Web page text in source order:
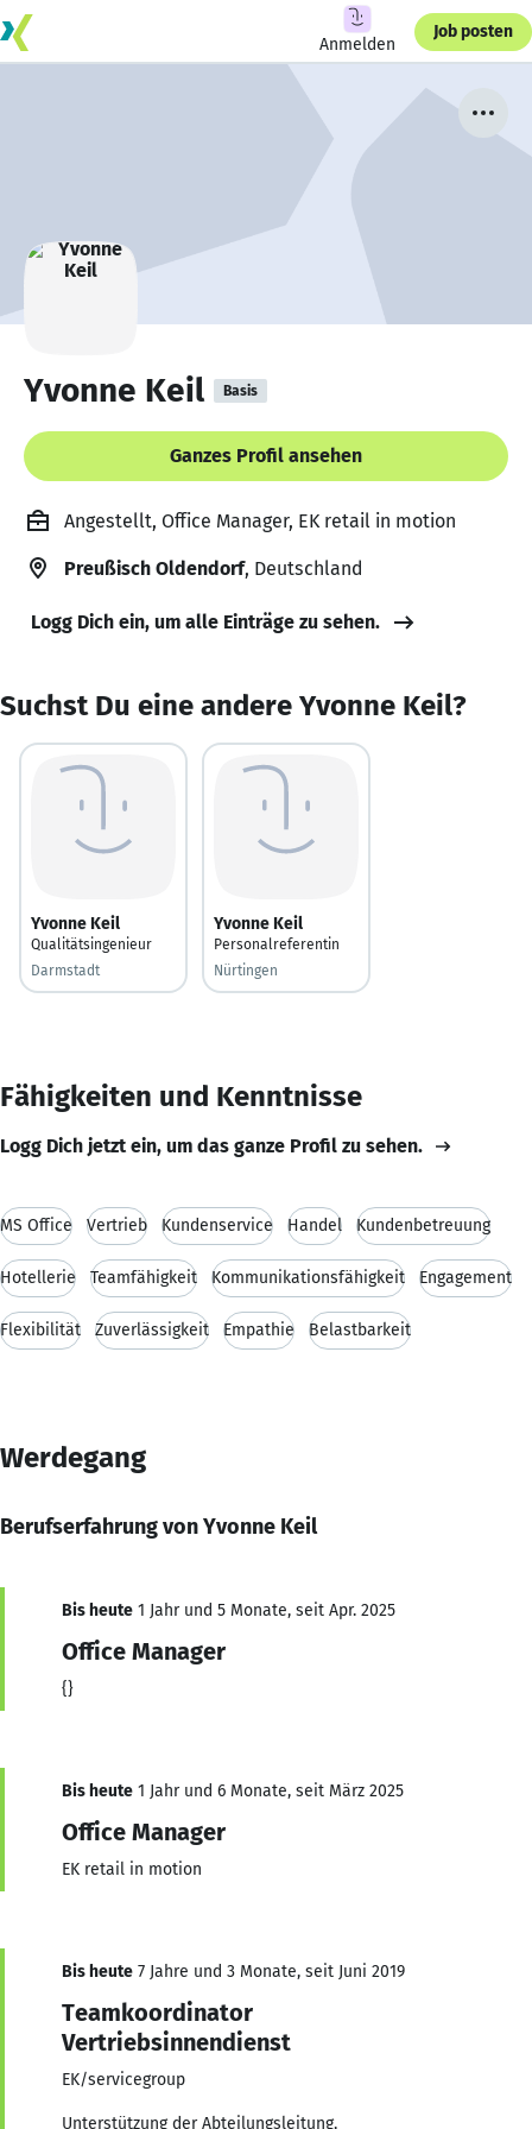
Anmelden
Job posten
Yvonne Keil Basis
Ganzes Profil ansehen
Angestellt, Office Manager, EK retail in motion
Preußisch Oldendorf, Deutschland
Logg Dich ein, um alle Einträge zu sehen.
Suchst Du eine andere Yvonne Keil?
Yvonne Keil
Qualitätsingenieur
Darmstadt
Yvonne Keil
Personalreferentin
Nürtingen
Fähigkeiten und Kenntnisse
Logg Dich jetzt ein, um das ganze Profil zu sehen.
MS Office Vertrieb Kundenservice Handel Kundenbetreuung
Hotellerie Teamfähigkeit Kommunikationsfähigkeit Engagement
Flexibilität Zuverlässigkeit Empathie Belastbarkeit
Werdegang
Berufserfahrung von Yvonne Keil
Bis heute 1 Jahr und 5 Monate, seit Apr. 2025
Office Manager
{}
Bis heute 1 Jahr und 6 Monate, seit März 2025
Office Manager
EK retail in motion
Bis heute 7 Jahre und 3 Monate, seit Juni 2019
Teamkoordinator
Vertriebsinnendienst
EK/servicegroup
Unterstützung der Abteilungsleitung,